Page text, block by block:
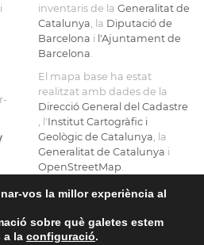
i
inventaris de la Generalitat de
Catalunya , la Diputació de
Barcelona i l'Ajuntament de
Barcelona
El mapa base ha estat
realitzat amb dades de la
Direcció General del Cadastre
, l'Institut Cartogràfic i
Geològic de Catalunya , la
Generalitat de Catalunya i
OpenStreetMap
vos la millor experiència al
sobre què galetes estem
a la configuració.